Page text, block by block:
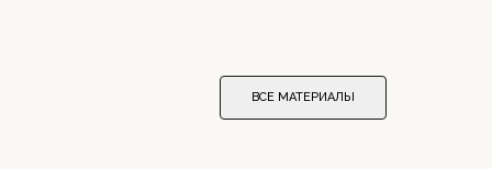
ВСЕ МАТЕРИАЛЫ